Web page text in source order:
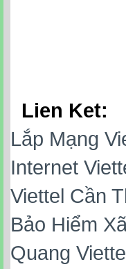
Lien Ket:
Lắp Mạng
Internet
Viettel Cần
Bảo Hiểm
Quang